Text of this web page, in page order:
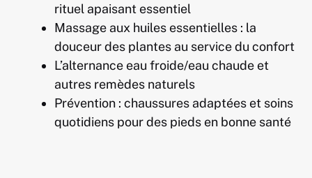
rituel apaisant essentiel
Massage aux huiles essentielles : la
douceur des plantes au service du confort
L’alternance eau froide/eau chaude et
autres remèdes naturels
Prévention : chaussures adaptées et soins
quotidiens pour des pieds en bonne santé